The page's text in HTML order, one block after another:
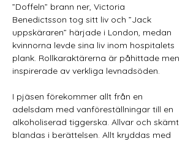
”Doffeln” brann ner, Victoria
Benedictsson tog sitt liv och ”Jack
uppskäraren” härjade i London, medan
kvinnorna levde sina liv inom hospitalets
plank. Rollkaraktärerna är påhittade men
inspirerade av verkliga levnadsöden.
I pjäsen förekommer allt från en
adelsdam med vanföreställningar till en
alkoholiserad tiggerska. Allvar och skämt
blandas i berättelsen. Allt kryddas med